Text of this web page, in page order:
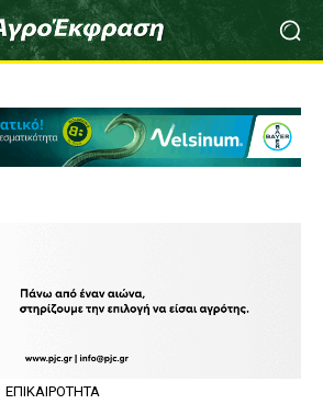
ΕΠΙΚΑΙΡΌΤΗΤΑ